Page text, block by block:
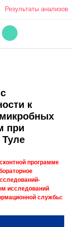
Результаты анализов
к
при
программе
исследований
службы: